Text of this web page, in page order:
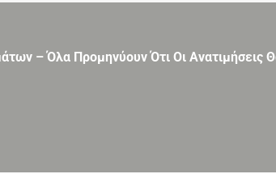
– Όλα Προμηνύουν Ότι Οι Ανατιμήσεις